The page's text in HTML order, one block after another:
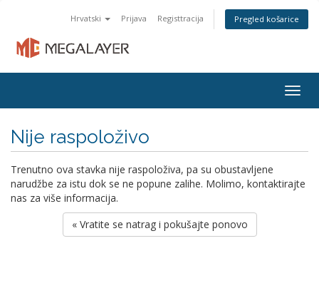
Hrvatski Prijava Registtracija Pregled košarice
Nije raspoloživo
Trenutno ova stavka nije raspoloživa, pa su obustavljene
narudžbe za istu dok se ne popune zalihe. Molimo, kontaktirajte
nas za više informacija.
« Vratite se natrag i pokušajte ponovo